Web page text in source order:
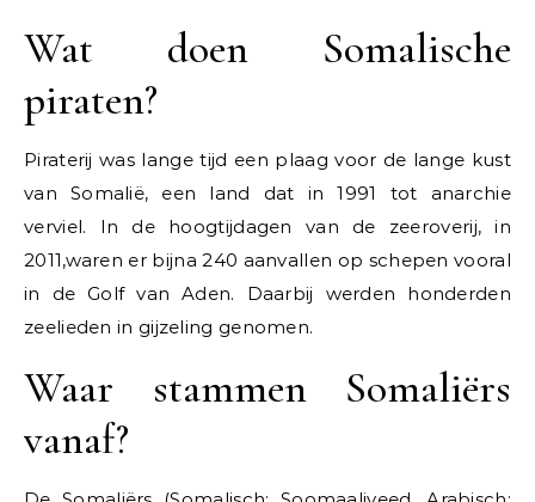
Wat doen Somalische
piraten?
Piraterij was lange tijd een plaag voor de lange kust
van Somalië, een land dat in 1991 tot anarchie
verviel. In de hoogtijdagen van de zeeroverij, in
2011,waren er bijna 240 aanvallen op schepen vooral
in de Golf van Aden. Daarbij werden honderden
zeelieden in gijzeling genomen.
Waar stammen Somaliërs
vanaf?